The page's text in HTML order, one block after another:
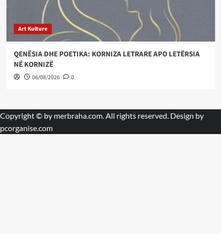
Art Kulture
QENËSIA DHE POETIKA: KORNIZA LETRARE APO LETËRSIA
NË KORNIZË
06/08/2026 0
Copyright © by merbraha.com. All rights reserved. Design by
pcorganise.com